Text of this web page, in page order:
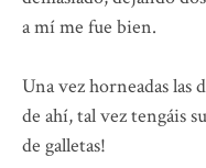
a mí me fue bien.
Una vez horneadas
de ahí, tal vez tengáis
de galletas!